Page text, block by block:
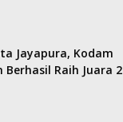
Jayapura, Kodam
Berhasil Raih Juara 2